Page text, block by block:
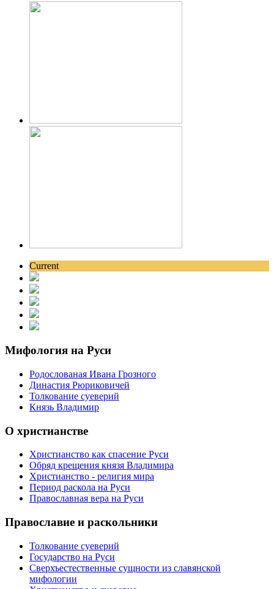
Current
Мифология на Руси
Родослованая Ивана Грозного
Династия Рюриковичей
Толкование суеверий
Князь Владимир
О христианстве
Христианство как спасение Руси
Обряд крещения князя Владимира
Христианство - религия мира
Период раскола на Руси
Православная вера на Руси
Православие и раскольники
Толкование суеверий
Государство на Руси
Сверхъестественные сущности из славянской
мифологии